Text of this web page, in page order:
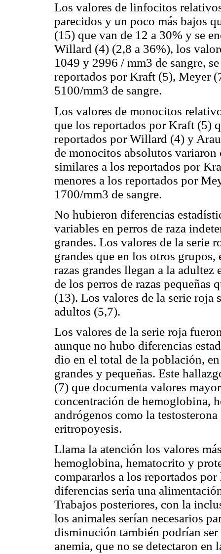
Los valores de linfocitos
parecidos y un poco más bajos
(15) que van de 12 a 30% y se
Willard (4) (2,8 a 36%), los
1049 y 2996 / mm3 de sangre,
reportados por Kraft (5), Meyer
5100/mm3 de sangre.
Los valores de monocitos
que los reportados por Kraft (5)
reportados por Willard (4) y
de monocitos absolutos
similares a los reportados por
menores a los reportados por
1700/mm3 de sangre.
No hubieron diferencias
variables en perros de raza
grandes. Los valores de la serie
grandes que en los otros grupos,
razas grandes llegan a la
de los perros de razas pequeñas
(13). Los valores de la serie roja
adultos (5,7).
Los valores de la serie roja
aunque no hubo diferencias
dio en el total de la población,
grandes y pequeñas. Este
(7) que documenta valores
concentración de hemoglobina,
andrógenos como la
eritropoyesis.
Llama la atención los valores
hemoglobina, hematocrito y
compararlos a los reportados
diferencias sería una
Trabajos posteriores, con la
los animales serían necesarios
disminución también podrían ser
anemia, que no se detectaron